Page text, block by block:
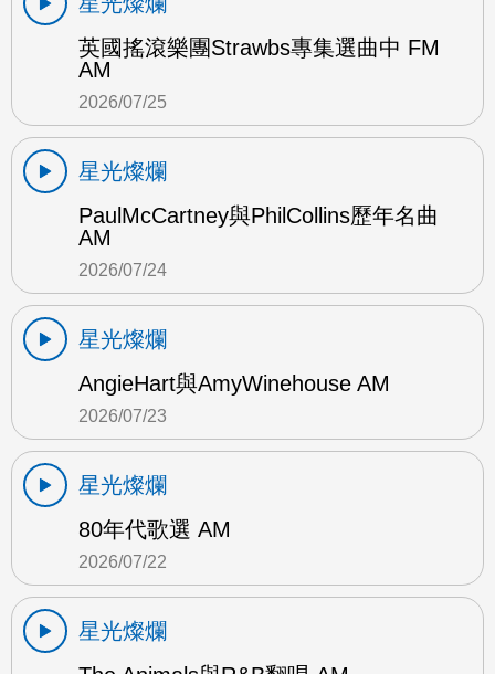
英國搖滾樂團Strawbs專集選曲中 FM
AM
2026/07/25
星光燦爛
PaulMcCartney與PhilCollins歷年名曲
AM
2026/07/24
星光燦爛
AngieHart與AmyWinehouse AM
2026/07/23
星光燦爛
80年代歌選 AM
2026/07/22
星光燦爛